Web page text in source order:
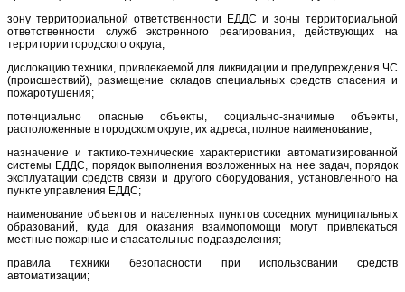
зону территориальной ответственности ЕДДС и зоны территориальной
ответственности служб экстренного реагирования, действующих на
территории городского округа;
дислокацию техники, привлекаемой для ликвидации и предупреждения ЧС
(происшествий), размещение складов специальных средств спасения и
пожаротушения;
потенциально опасные объекты, социально-значимые объекты,
расположенные в городском округе, их адреса, полное наименование;
назначение и тактико-технические характеристики автоматизированной
системы ЕДДС, порядок выполнения возложенных на нее задач, порядок
эксплуатации средств связи и другого оборудования, установленного на
пункте управления ЕДДС;
наименование объектов и населенных пунктов соседних муниципальных
образований, куда для оказания взаимопомощи могут привлекаться
местные пожарные и спасательные подразделения;
правила техники безопасности при использовании средств
автоматизации;